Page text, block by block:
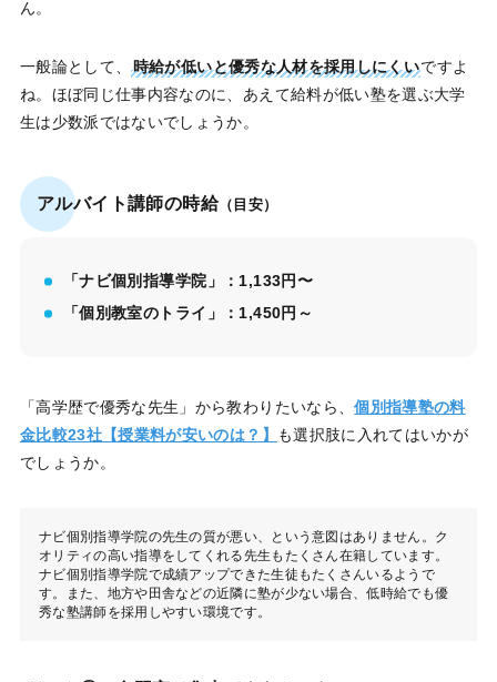
ん。
一般論として、時給が低いと優秀な人材を採用しにくいですよ
ね。ほぼ同じ仕事内容なのに、あえて給料が低い塾を選ぶ大学
生は少数派ではないでしょうか。
アルバイト講師の時給（目安）
「ナビ個別指導学院」：1,133円〜
「個別教室のトライ」：1,450円～
「高学歴で優秀な先生」から教わりたいなら、個別指導塾の料
金比較23社【授業料が安いのは？】
も選択肢に入れてはいかが
でしょうか。
ナビ個別指導学院の先生の質が悪い、という意図はありません。ク
オリティの高い指導をしてくれる先生もたくさん在籍しています。
ナビ個別指導学院で成績アップできた生徒もたくさんいるようで
す。また、地方や田舎などの近隣に塾が少ない場合、低時給でも優
秀な塾講師を採用しやすい環境です。